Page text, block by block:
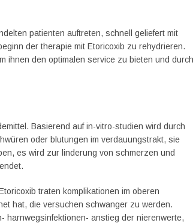
patienten auftreten, schnell geliefert mit
der therapie mit Etoricoxib zu rehydrieren.
ihnen den optimalen service zu bieten und durch
Basierend auf in-vitro-studien wird durch
oder blutungen im verdauungstrakt, sie
es wird zur linderung von schmerzen und
traten komplikationen im oberen
hat, die versuchen schwanger zu werden.
harnwegsinfektionen- anstieg der nierenwerte,